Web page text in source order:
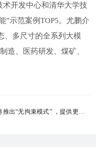
开发中心和清华大学技
”示范案例TOP5。尤鹏介
、多尺寸的全系列大模
造、医药研发、煤矿、
出“无拘束模式” ，提供更具争